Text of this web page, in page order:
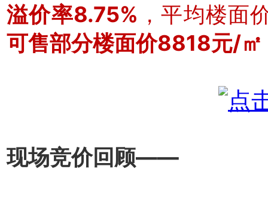
溢价率8.75% ，平均楼面
可售部分楼面价8818元/㎡
现场竞价回顾——